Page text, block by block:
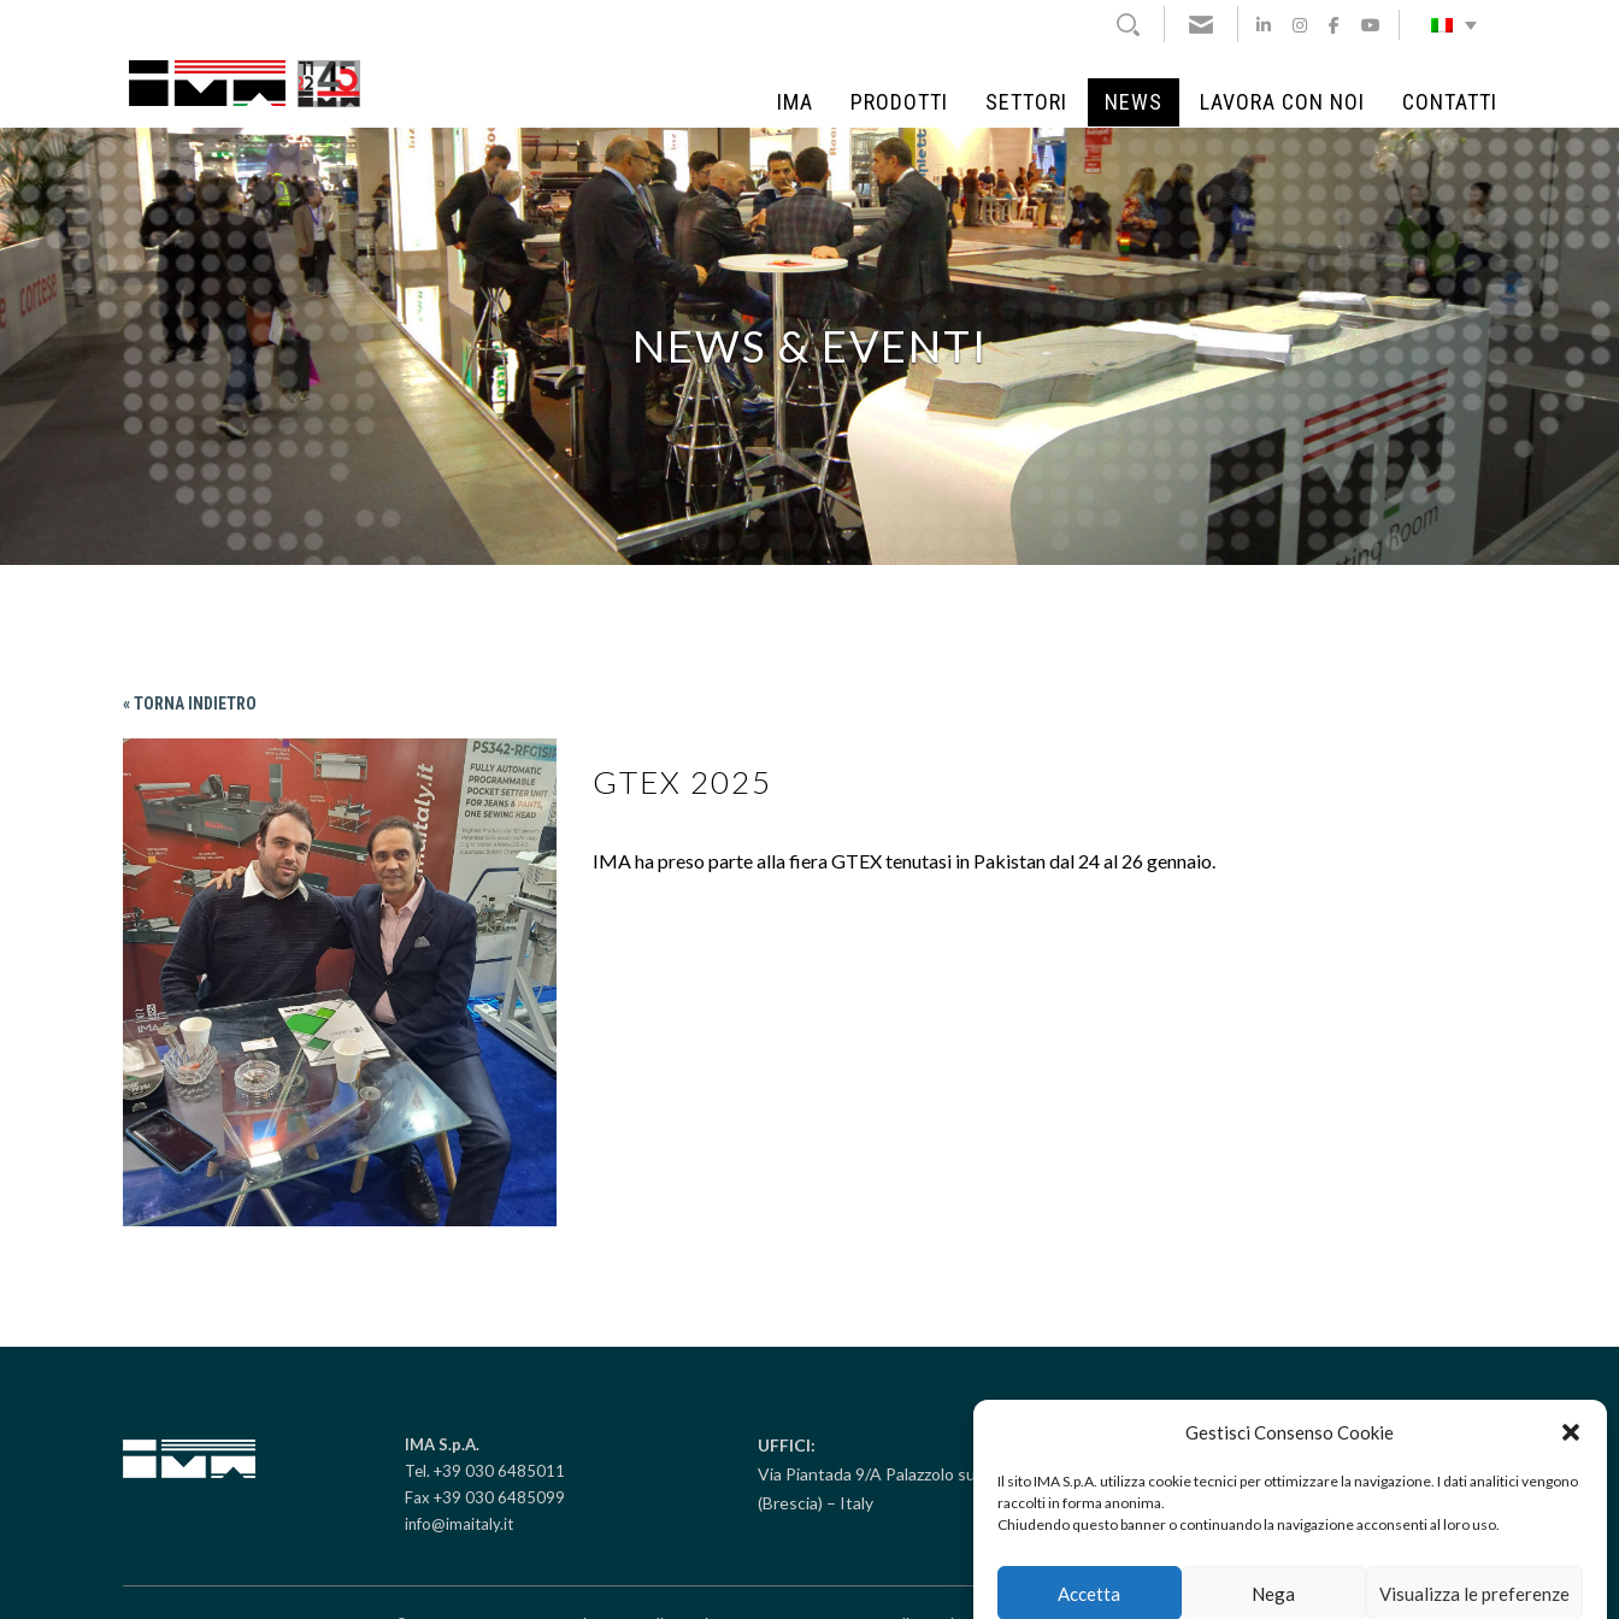
Gestisci Consenso Cookie
Il sito IMA S.p.A. utilizza cookie tecnici per ottimizzare la navigazione. I dati analitici vengono
raccolti in forma anonima.
Chiudendo questo banner o continuando la navigazione acconsenti al loro uso.
Accetta Nega Visualizza le preferenze
NEWS LAVORA CON NOI CONTATTI
IMA PRODOTTI SETTORI NEWS LAVORA CON NOI CONTATTI
NEWS & EVENTI
« TORNA INDIETRO
GTEX 2025
IMA ha preso parte alla fiera GTEX tenutasi in Pakistan dal 24 al 26 gennaio.
IMA S.p.A.
Tel. +39 030 6485011
Fax +39 030 6485099
info@imaitaly.it
UFFICI:
Via Piantada 9/A Palazzolo sull’Oglio
(Brescia) – Italy
RICEZIONE/SPEDIZIONE MERCI:
Via Golgi 25/A Palazzolo sull’Oglio
(Brescia) – Italy